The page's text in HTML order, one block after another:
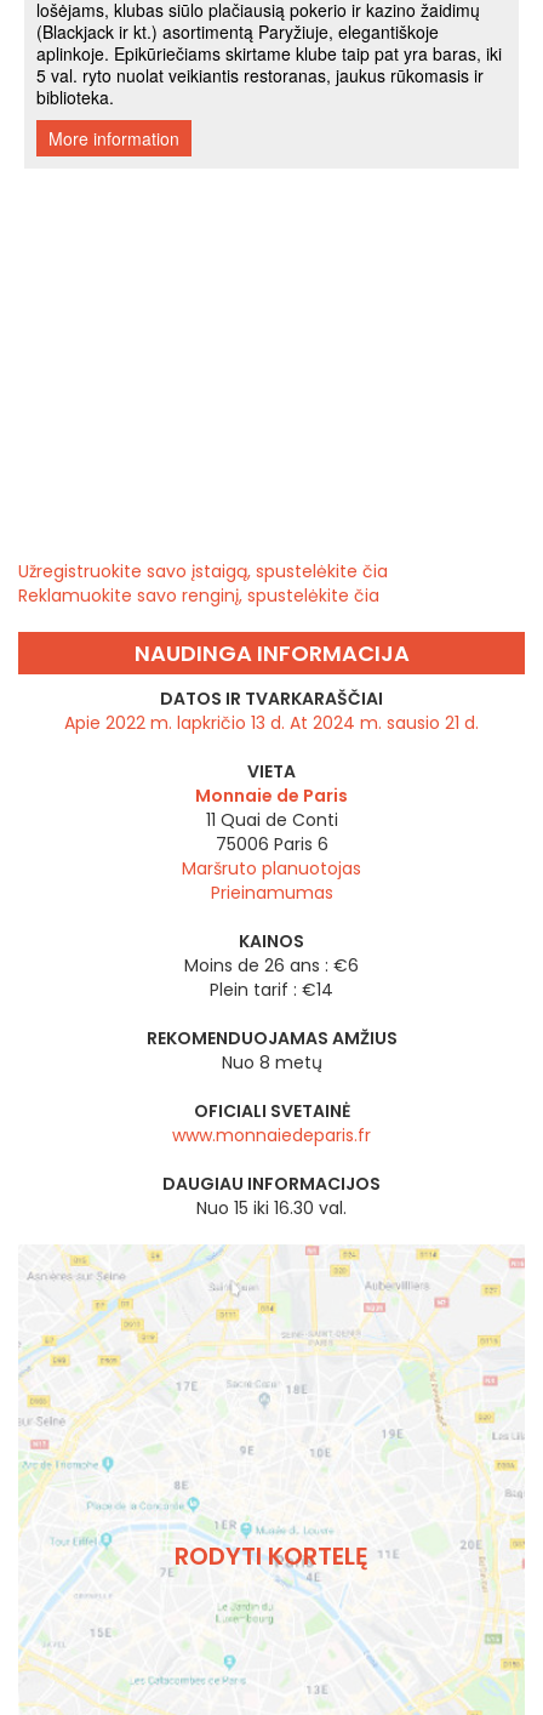
Užregistruokite savo įstaigą, spustelėkite čia
Reklamuokite savo renginį, spustelėkite čia
NAUDINGA INFORMACIJA
DATOS IR TVARKARAŠČIAI
Apie 2022 m. lapkričio 13 d. At 2024 m. sausio 21 d.
VIETA
Monnaie de Paris
11 Quai de Conti
75006 Paris 6
Maršruto planuotojas
Prieinamumas
KAINOS
Moins de 26 ans : €6
Plein tarif : €14
REKOMENDUOJAMAS AMŽIUS
Nuo 8 metų
OFICIALI SVETAINĖ
www.monnaiedeparis.fr
DAUGIAU INFORMACIJOS
Nuo 15 iki 16.30 val.
RODYTI KORTELĘ